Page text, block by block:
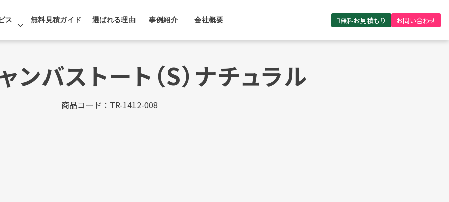
ス 無料見積ガイド 選ばれる理由 事例紹介 会社概要 無料お見積もり お問い合わせ
ンバストート（S）ナチュラル
商品コード：TR-1412-008